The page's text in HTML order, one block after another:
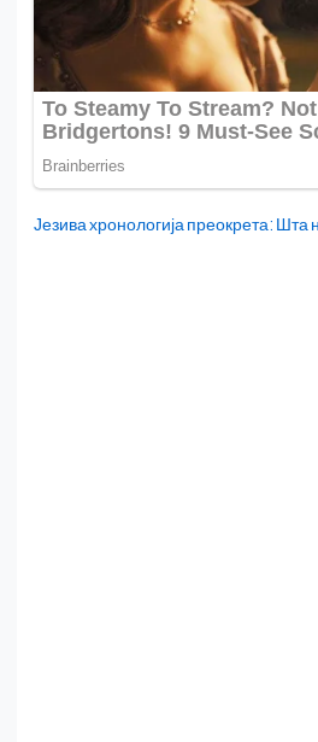
Језива хронологија преокрета: Шта